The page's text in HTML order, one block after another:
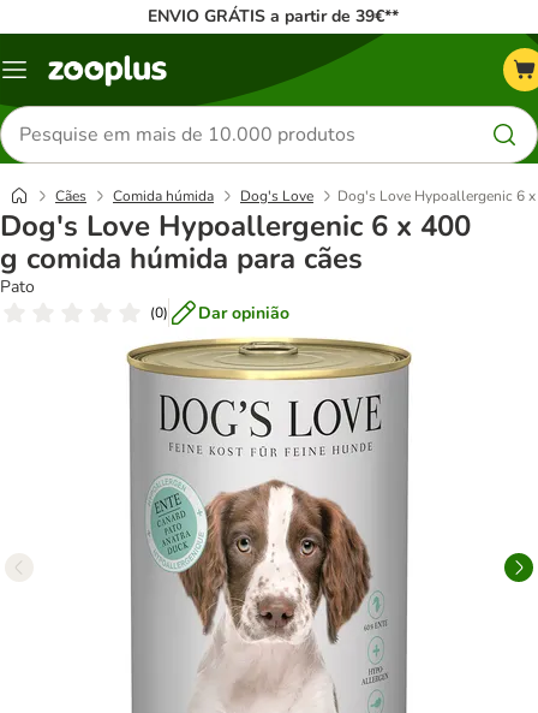
ENVIO GRÁTIS a partir de 39€**
Menu
Pesquisar
produtos
Cães Comida húmida Dog's Love Dog's Love Hypoallergenic 6
Dog's Love Hypoallergenic 6 x 400
g comida húmida para cães
Pato
(0) Dar opinião